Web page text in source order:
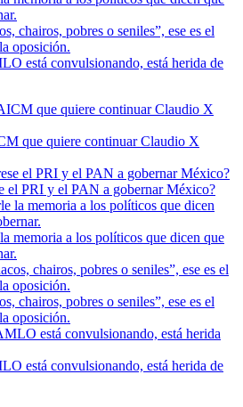
chairos, pobres o seniles”, ese es el
oposición.
está convulsionando, está herida de
que quiere continuar Claudio X
el PRI y el PAN a gobernar México?
memoria a los políticos que dicen que
chairos, pobres o seniles”, ese es el
oposición.
está convulsionando, está herida de